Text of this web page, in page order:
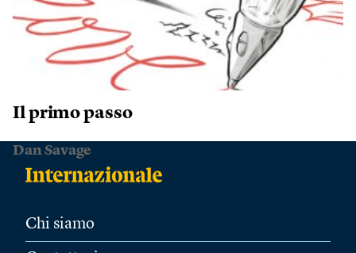
Il primo passo
Dan Savage
Chi siamo